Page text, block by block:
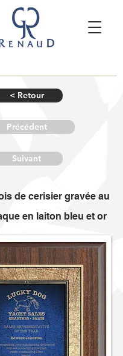
< Retour
Précédent
Suivant
de cerisier gravée au
en laiton bleu et or